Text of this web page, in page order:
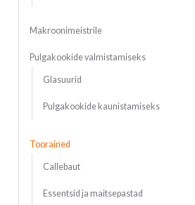
Makroonimeistrile
Pulgakookide valmistamiseks
Glasuurid
Pulgakookide kaunistamiseks
Toorained
Callebaut
Essentsid ja maitsepastad